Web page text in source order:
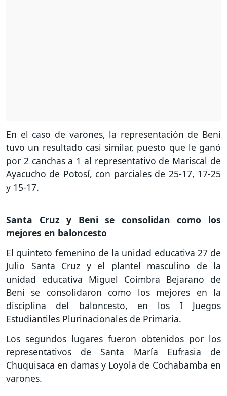
En el caso de varones, la representación de Beni
tuvo un resultado casi similar, puesto que le ganó
por 2 canchas a 1 al representativo de Mariscal de
Ayacucho de Potosí, con parciales de 25-17, 17-25
y 15-17.
Santa Cruz y Beni se consolidan como los
mejores en baloncesto
El quinteto femenino de la unidad educativa 27 de
Julio Santa Cruz y el plantel masculino de la
unidad educativa Miguel Coimbra Bejarano de
Beni se consolidaron como los mejores en la
disciplina del baloncesto, en los I Juegos
Estudiantiles Plurinacionales de Primaria.
Los segundos lugares fueron obtenidos por los
representativos de Santa María Eufrasia de
Chuquisaca en damas y Loyola de Cochabamba en
varones.